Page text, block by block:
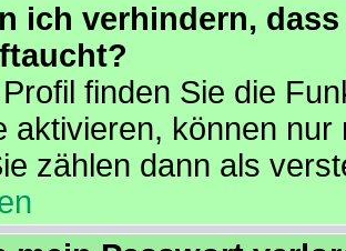
ich verhindern,
finden Sie die
aktivieren, können
zählen dann als